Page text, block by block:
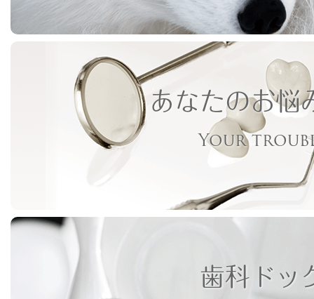
あなたのお悩
Your
歯科ドッ